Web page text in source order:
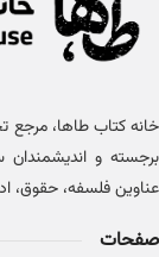
برجسته و اندیشمندان
عناوین فلسفه، حقوق،
صفحات